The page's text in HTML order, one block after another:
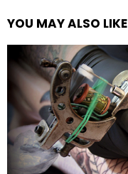
YOU MAY ALSO LIKE